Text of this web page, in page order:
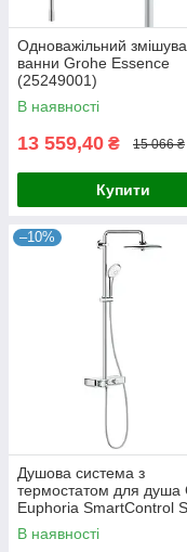
Одноважільний
ванни Grohe Essence
(25249001)
В наявності
13 559,40 ₴ 15 066 ₴
Купити
–10%
Душова система з
термостатом для душа
Euphoria SmartControl
(26509000)
В наявності